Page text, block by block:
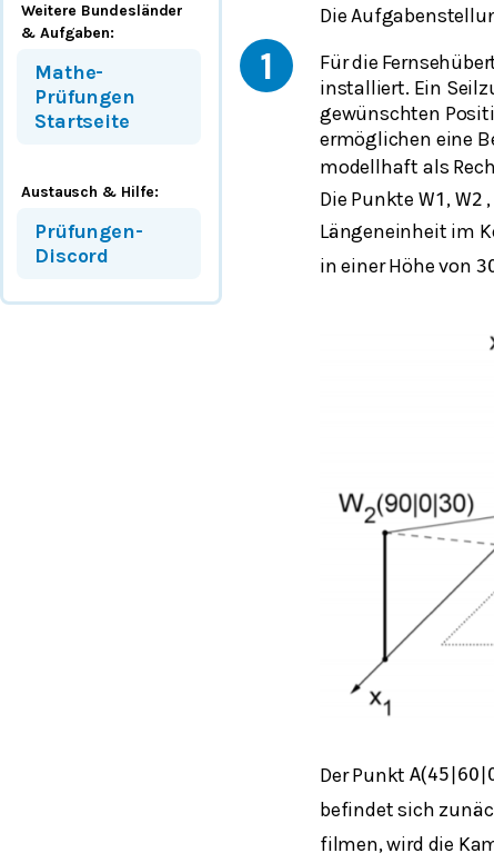
Weitere Bundesländer
& Aufgaben:
Mathe-
Prüfungen
Startseite
Austausch & Hilfe:
Prüfungen-
Discord
Die
1
Für die
installiert. Ein
gewünschten
ermöglichen eine
modellhaft als
Die Punkte W1 , W2 ,
Längeneinheit im
in einer Höhe von
Der PunktA(45 60
befindet sich
filmen, wird die